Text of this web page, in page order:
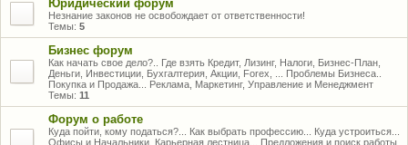
Юридический форум
Незнание законов не освобождает от ответственности!
Темы: 5
Бизнес форум
Как начать свое дело?.. Где взять Кредит, Лизинг, Налоги, Бизнес-План,
Деньги, Инвестиции, Бухгалтерия, Акции, Forex, ... Проблемы Бизнеса..
Покупка и Продажа... Реклама, Маркетинг, Управление и Менеджмент
Темы: 11
Форум о работе
Куда пойти, кому податься?... Как выбрать профессию... Куда устроиться...
Офисы и Начальники, Карьерная лестница... Предложения и поиск работы